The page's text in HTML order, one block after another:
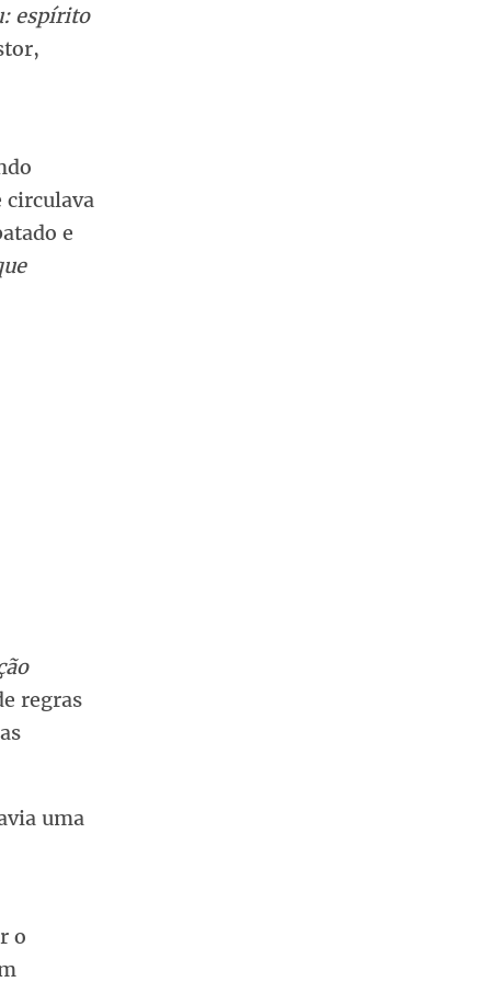
espírito
circulava
e
regras
uma
o